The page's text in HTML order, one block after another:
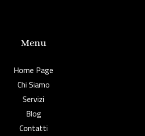
Menu
Home Page
Chi Siamo
Servizi
Blog
Contatti